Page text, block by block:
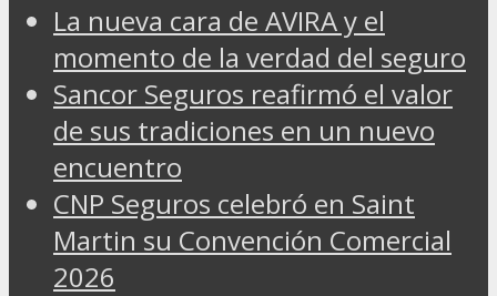
La nueva cara de AVIRA y el
momento de la verdad del seguro
Sancor Seguros reafirmó el valor
de sus tradiciones en un nuevo
encuentro
CNP Seguros celebró en Saint
Martin su Convención Comercial
2026